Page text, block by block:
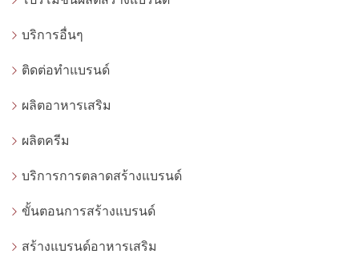
บริการอื่นๆ
ติดต่อทำแบรนด์
ผลิตอาหารเสริม
ผลิตครีม
บริการการตลาดสร้างแบรนด์
ขั้นตอนการสร้างแบรนด์
สร้างแบรนด์อาหารเสริม